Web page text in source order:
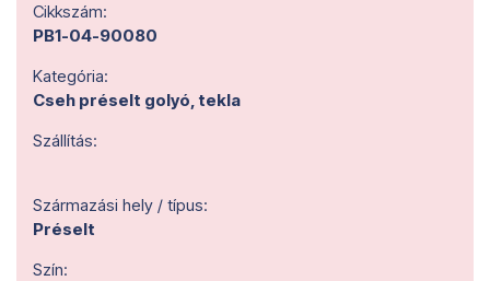
Cikkszám:
PB1-04-90080
Kategória:
Cseh préselt golyó, tekla
Szállítás:
Származási hely / típus:
Préselt
Szín: